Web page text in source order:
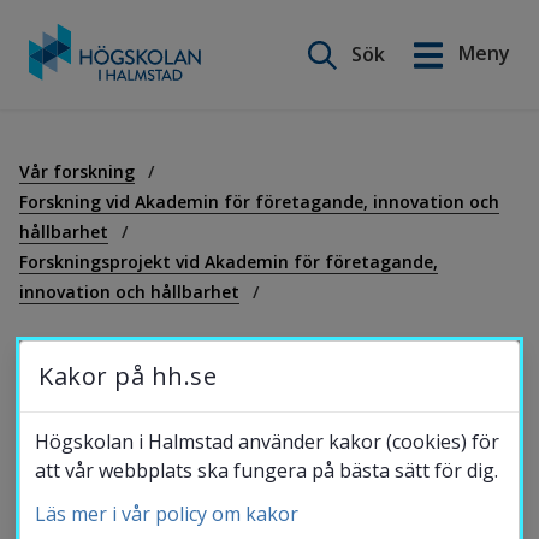
innehåll
Sök
Meny
Vår forskning
Forskning vid Akademin för företagande, innovation och
hållbarhet
Forskningsprojekt vid Akademin för företagande,
innovation och hållbarhet
Sweden-China Bridge
Kina har tagit en stark position som
elbilsland, och strävar efter att utveckla
English
Utbildning
Forskning
Samverkan
Om Högskolan
Kakor på hh.se
Högskolan i Halmstad använder kakor (cookies) för
att vår webbplats ska fungera på bästa sätt för dig.
Läs mer i vår policy om kakor